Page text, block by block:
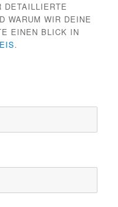
DETAILLIERTE
WARUM WIR DEINE
EINEN BLICK IN
.